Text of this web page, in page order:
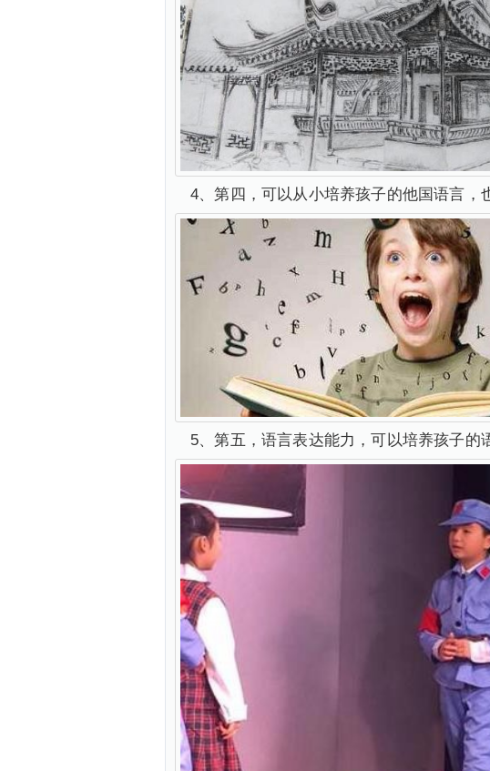
4、第四，可以从小培养孩子的他国语言
5、第五，语言表达能力，可以培养孩子